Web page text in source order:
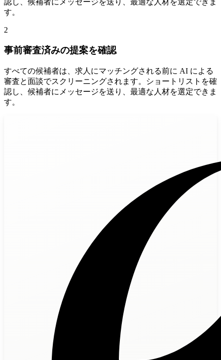
認し、候補者にメッセージを送り、最適な人材を選定できま
す。
2
事前審査済みの提案を確認
すべての候補者は、求人にマッチングされる前に AI による
審査と面談でスクリーニングされます。ショートリストを確
認し、候補者にメッセージを送り、最適な人材を選定できま
す。